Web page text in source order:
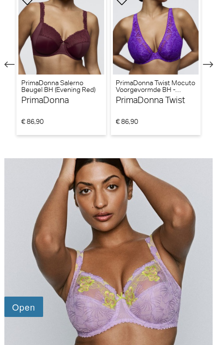
PrimaDonna Salerno
Beugel BH (Evening Red)
PrimaDonna
€ 86,90
PrimaDonna Twist Mocuto
Voorgevormde BH -
Triangel BH (Italian Acai)
PrimaDonna Twist
€ 86,90